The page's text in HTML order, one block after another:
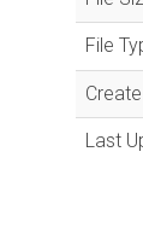
File
Last